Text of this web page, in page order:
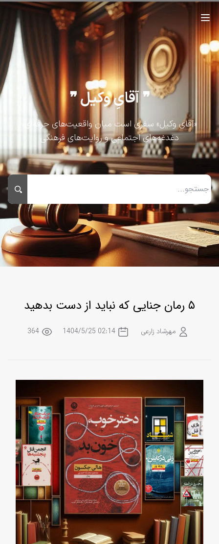
❞ آقایِ وکیل ❞
«آقای وکیل» سفری است میان واقعیت‌های حرفه‌ای،
دغدغه‌های اجتماعی و روایت‌های فرهنگی
۵ رمان جنایی که نباید از دست بدهید
مهرشاد زارعی 02:14 1404/5/25
364